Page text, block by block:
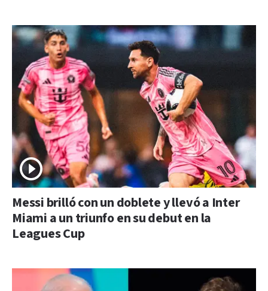
Messi brilló con un doblete y llevó a Inter
Miami a un triunfo en su debut en la
Leagues Cup